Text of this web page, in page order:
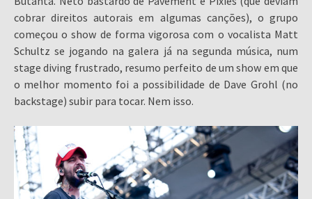
cobrar direitos autorais em algumas canções), o grupo
começou o show de forma vigorosa com o vocalista Matt
Schultz se jogando na galera já na segunda música, num
stage diving frustrado, resumo perfeito de um show em que
o melhor momento foi a possibilidade de Dave Grohl (no
backstage) subir para tocar. Nem isso.